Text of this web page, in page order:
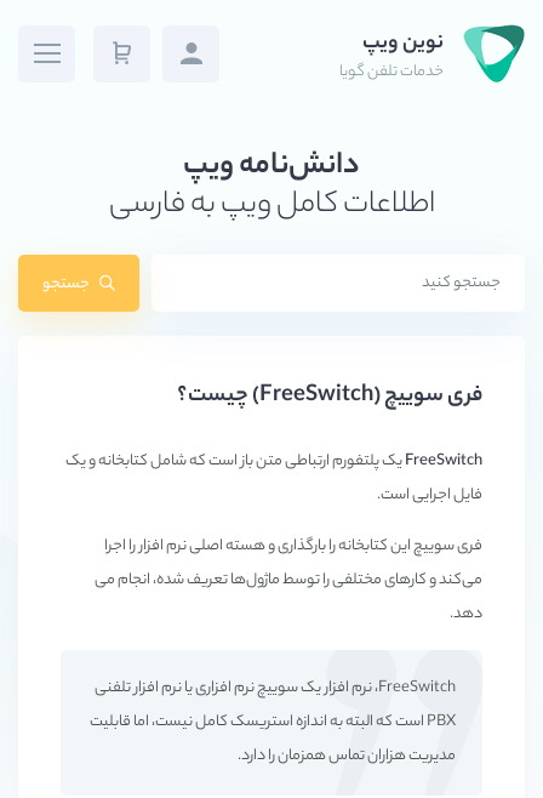
نوین ویپ
خدمات تلفن گویا
دانش‌نامه ویپ
اطلاعات کامل ویپ به فارسی
جستجو
فری سوییچ (FreeSwitch) چیست؟
FreeSwitchیک پلتفورم ارتباطی متن باز است که شامل کتابخانه و یک
فایل اجرایی است.
فری سوییچ این کتابخانه را بارگذاری و هسته اصلی نرم افزار را اجرا
می‌کند و کارهای مختلفی را توسط ماژول‌ها تعریف شده، انجام می
دهد.
FreeSwitch، نرم افزار یک سوییچ نرم افزاری یا نرم افزار تلفنی
PBX است که البته به اندازه استریسک کامل نیست، اما قابلیت
مدیریت هزاران تماس همزمان را دارد.